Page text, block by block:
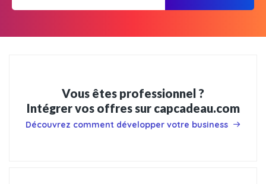
Vous êtes professionnel ?
Intégrer vos offres sur capcadeau.com
Découvrez comment développer votre business